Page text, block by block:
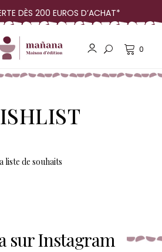
DÈS 200 EUROS D’ACHAT*
0
liste de souhaits
sur Instagram